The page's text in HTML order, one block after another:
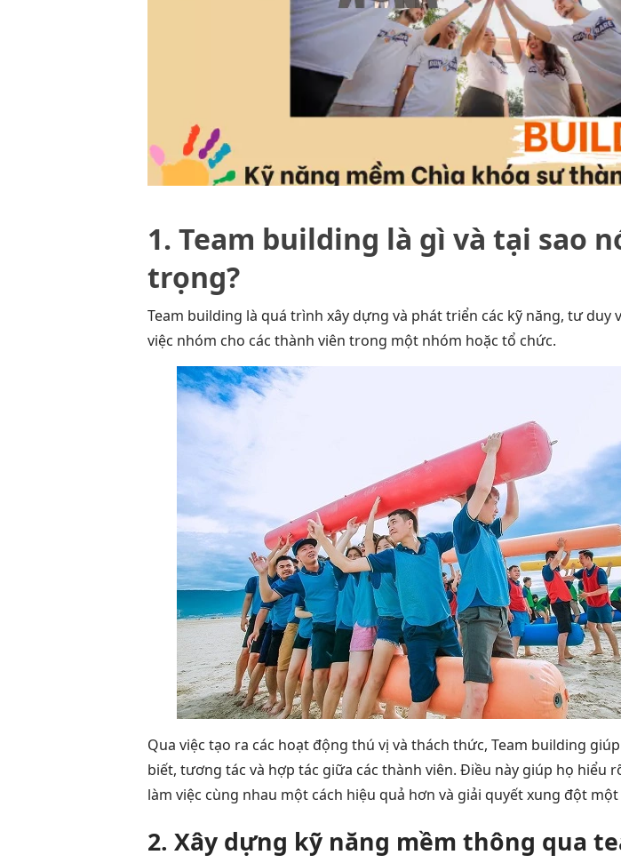
1. Team building là gì và tại sao
trọng?
Team building là quá trình xây dựng và phát triển các kỹ năng, tư duy
việc nhóm cho các thành viên trong một nhóm hoặc tổ chức.
Qua việc tạo ra các hoạt động thú vị và thách thức, Team building
biết, tương tác và hợp tác giữa các thành viên. Điều này giúp họ hiểu
làm việc cùng nhau một cách hiệu quả hơn và giải quyết xung đột
2. Xây dựng kỹ năng mềm thông qua